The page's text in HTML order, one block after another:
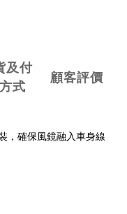
及付
式
顧客評價
，確保風鏡融入車身線